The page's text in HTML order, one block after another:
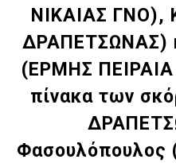
ΝΙΚΑΙΑΣ ΓΝΟ),
ΔΡΑΠΕΤΣΩΝΑΣ)
(ΕΡΜΗΣ
πίνακα των
Φασουλόπουλος